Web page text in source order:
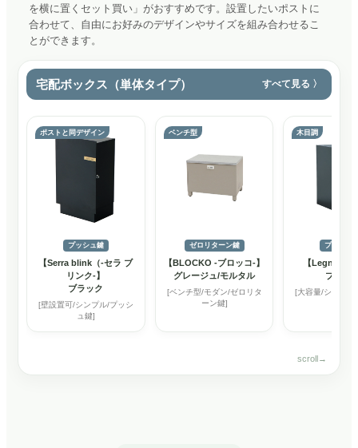
を横に置くセット買い」がおすすめです。設置したいポストに
合わせて、自由にお好みのデザインやサイズを組み合わせるこ
とができます。
宅配ボックス（単体タイプ） すべて見る
ポストと同デザイン
プッシュ鍵
【Serra blink（-セラ ブ
リンク-】
ブラック
[壁設置可/シンプル/プッシ
ュ鍵]
ベンチ型
ゼロリターン鍵
【BLOCKO -ブロッコ-】
グレージュ/モルタル
[ベンチ型/モダン/ゼロリタ
ーン鍵]
木目調
プッシュ
【Legno -レ
ブラッ
[大容量/シンプル